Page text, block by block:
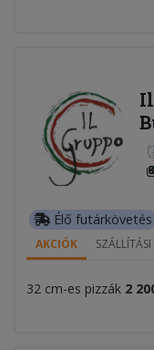
Élő futárkövetés
AKCIÓK SZÁLLÍTÁSI
32 cm-es pizzák 2